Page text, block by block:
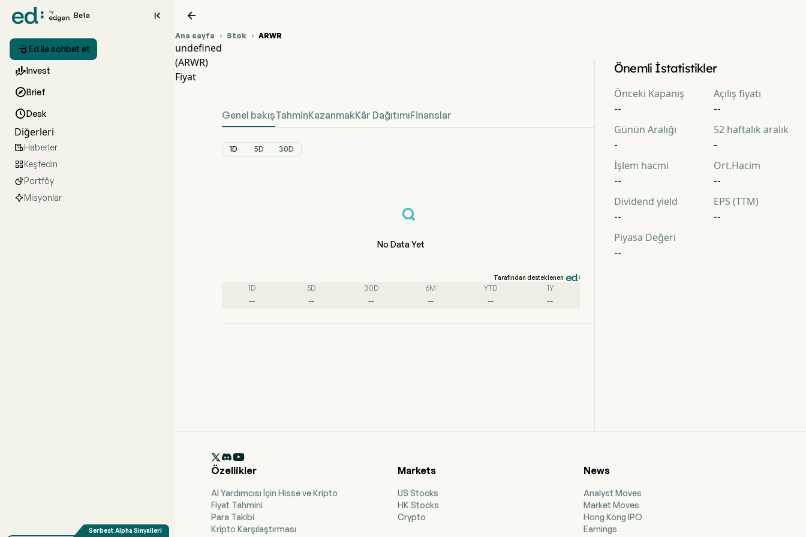
Beta 
 Ed ile sohbet et
Invest
Brief
Desk
Diğerleri
Haberler
Keşfedin
Portföy
Misyonlar

Ana sayfa  Stok  ARWR
undefined
(ARWR)
Fiyat
Genel bakışTahminKazanmakKâr DağıtımıFinanslar
1D 5D 30D
No Data Yet
Tarafından desteklenen
1D
--
5D
--
30D
--
6M
--
YTD
--
1Y
--
Önemli İstatistikler
Önceki Kapanış
--
Açılış fiyatı
--
Günün Aralığı
-
52 haftalık aralık
-
İşlem hacmi
--
Ort.Hacim
--
Dividend yield
--
EPS (TTM)
--
Piyasa Değeri
--

Özellikler
AI Yardımcısı İçin Hisse ve Kripto
Fiyat Tahmini
Para Takibi
Kripto Karşılaştırması
Markets
US Stocks
HK Stocks
Crypto
News
Analyst Moves
Market Moves
Hong Kong IPO
Earnings